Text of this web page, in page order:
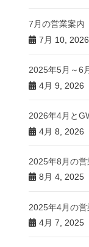
7月の営業案内
7月 10, 2026
2025年5月～6
4月 9, 2026
2026年4月と
4月 8, 2026
2025年8月の営
8月 4, 2025
2025年4月の営
4月 7, 2025